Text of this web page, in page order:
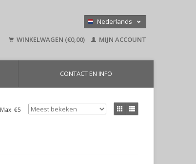
Nederlands
English
WINKELWAGEN (€0,00) MIJN ACCOUNT
CONTACT EN INFO
Max: €5